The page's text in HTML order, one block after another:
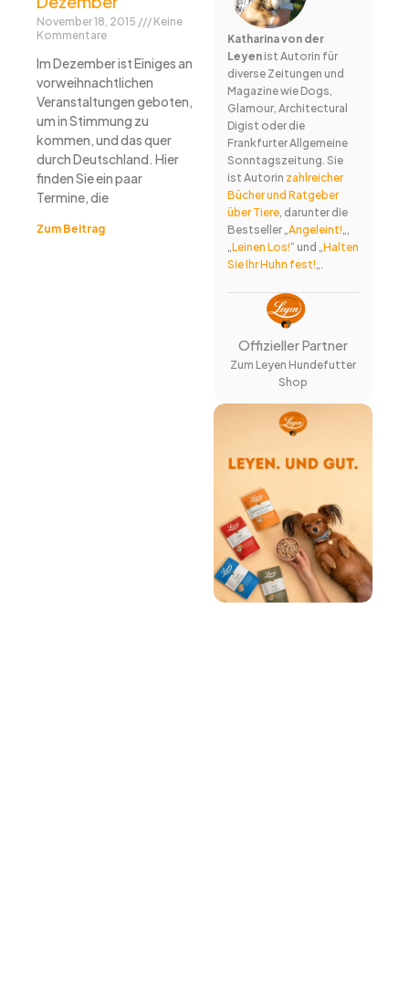
November 18, 2015
Keine
Kommentare
Im Dezember ist Einiges an
vorweihnachtlichen
Veranstaltungen geboten,
um in Stimmung zu
kommen, und das quer
durch Deutschland. Hier
finden Sie ein paar
Termine, die
Zum Beitrag
Katharina von der
Leyenist Autorin für
diverse Zeitungen und
Magazine wie Dogs,
Glamour, Architectural
Digist oder die
Frankfurter Allgemeine
Sonntagszeitung. Sie
ist Autorin zahlreicher
Bücher und Ratgeber
über Tiere, darunter die
Bestseller „Angeleint!„,
„Leinen Los!“ und „Halten
Sie Ihr Huhn fest!„.
Offizieller Partner
Zum Leyen Hundefutter
Shop